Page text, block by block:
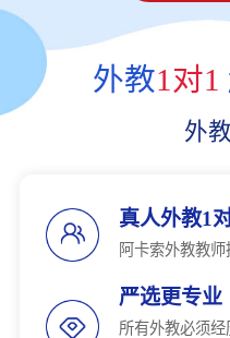
外教1对1
外
真人外教1
阿卡索外教教师
严选更专业
所有外教必须